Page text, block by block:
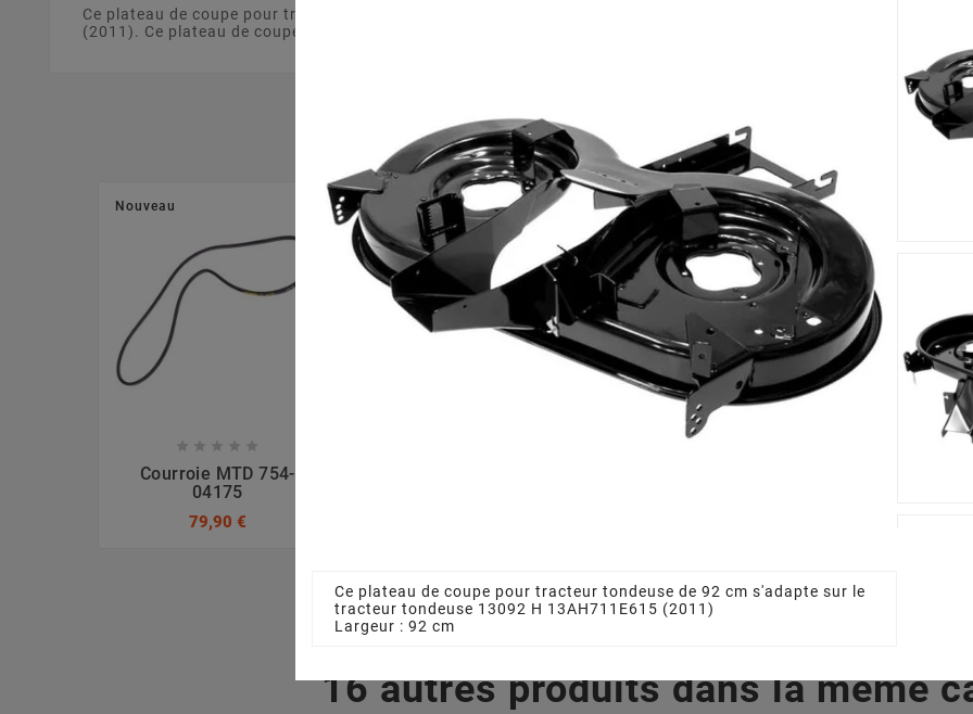
Ce plateau de coupe pour tracteur tondeuse de 92 cm s'adapte sur le tracteur tondeuse 13092 H 13AH711E615
(2011). Ce plateau de coupe est fabriqué à partir d'un matériau solide et résistant.
Accessoires
Nouveau
    
Courroie MTD 754-
04175
79,90 €
Nouveau Nouveau
16 autres produits dans la même
Ce plateau de coupe pour tracteur tondeuse de 92 cm s'adapte sur le
tracteur tondeuse 13092 H 13AH711E615 (2011)
Largeur : 92 cm